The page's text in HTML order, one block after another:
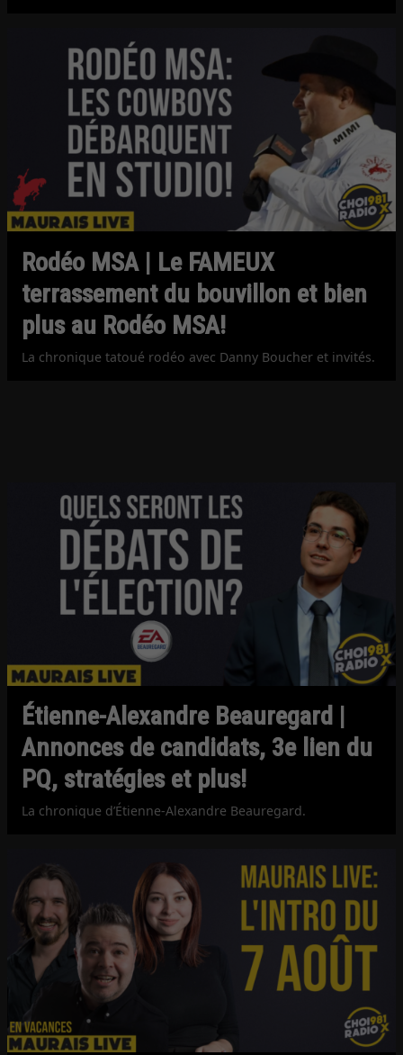
Rodéo MSA | Le FAMEUX
terrassement du bouvillon et bien
plus au Rodéo MSA!
La chronique tatoué rodéo avec Danny Boucher et invités.
Étienne-Alexandre Beauregard |
Annonces de candidats, 3e lien du
PQ, stratégies et plus!
La chronique d’Étienne-Alexandre Beauregard.